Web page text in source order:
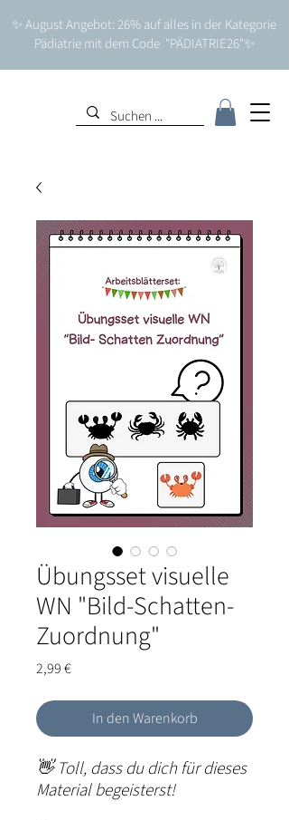
✨ August Angebot: 26% auf alles in der Kategorie
Pädiatrie mit dem Code "PÄDIATRIE26"✨
Übungsset visuelle
WN "Bild-Schatten-
Zuordnung"
2,99 €Preis
In den Warenkorb
👋Toll, dass du dich für dieses
Material begeisterst!